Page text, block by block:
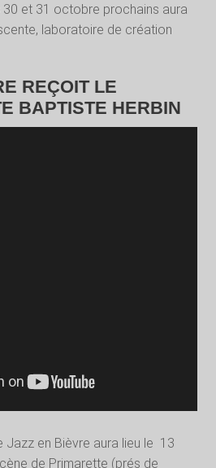
30 et 31 octobre prochains aura
laboratoire de création
REÇOIT LE
BAPTISTE HERBIN
en Bièvre aura lieu le 13
de Primarette (prés de